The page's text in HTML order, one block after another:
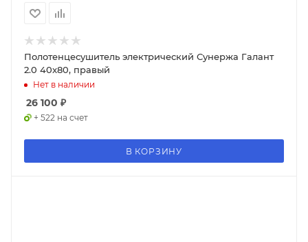
Полотенцесушитель электрический Сунержа Галант
2.0 40x80, правый
Нет в наличии
26 100 ₽
+ 522 на счет
В КОРЗИНУ